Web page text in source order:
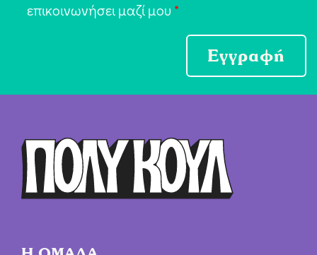
ή
επικοινωνήσει μαζί μου *
Εγγραφή